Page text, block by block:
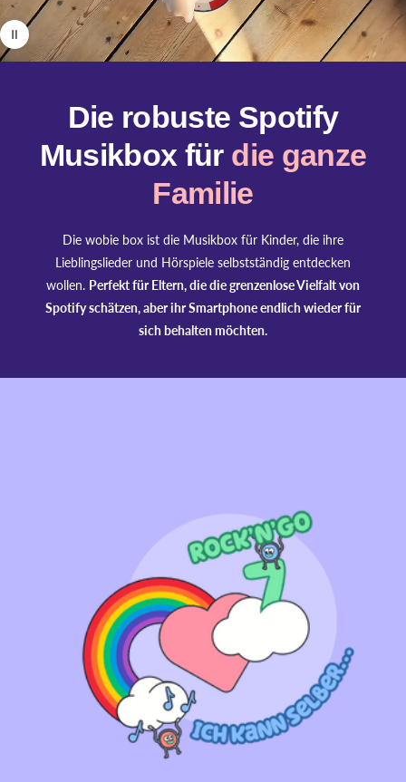
e
n
Die robuste Spotify
Musikbox für die ganze
Familie
Die wobie box ist die Musikbox für Kinder, die ihre
Lieblingslieder und Hörspiele selbstständig entdecken
wollen. Perfekt für Eltern, die die grenzenlose Vielfalt von
Spotify schätzen, aber ihr Smartphone endlich wieder für
sich behalten möchten.